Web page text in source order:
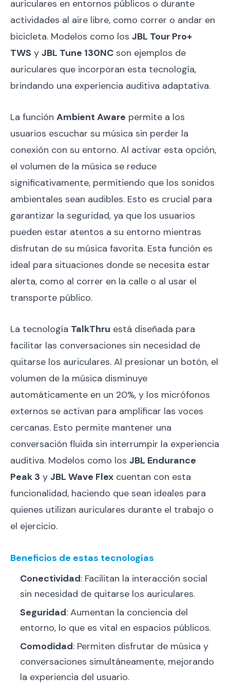
auriculares en entornos públicos o durante
actividades al aire libre, como correr o andar en
bicicleta. Modelos como los JBL Tour Pro+
TWS y JBL Tune 130NC son ejemplos de
auriculares que incorporan esta tecnología,
brindando una experiencia auditiva adaptativa.
La función Ambient Aware permite a los
usuarios escuchar su música sin perder la
conexión con su entorno. Al activar esta opción,
el volumen de la música se reduce
significativamente, permitiendo que los sonidos
ambientales sean audibles. Esto es crucial para
garantizar la seguridad, ya que los usuarios
pueden estar atentos a su entorno mientras
disfrutan de su música favorita. Esta función es
ideal para situaciones donde se necesita estar
alerta, como al correr en la calle o al usar el
transporte público.
La tecnología TalkThru está diseñada para
facilitar las conversaciones sin necesidad de
quitarse los auriculares. Al presionar un botón, el
volumen de la música disminuye
automáticamente en un 20%, y los micrófonos
externos se activan para amplificar las voces
cercanas. Esto permite mantener una
conversación fluida sin interrumpir la experiencia
auditiva. Modelos como los JBL Endurance
Peak 3 y JBL Wave Flex cuentan con esta
funcionalidad, haciendo que sean ideales para
quienes utilizan auriculares durante el trabajo o
el ejercicio.
Beneficios de estas tecnologías
Conectividad: Facilitan la interacción social
sin necesidad de quitarse los auriculares.
Seguridad: Aumentan la conciencia del
entorno, lo que es vital en espacios públicos.
Comodidad: Permiten disfrutar de música y
conversaciones simultáneamente, mejorando
la experiencia del usuario.